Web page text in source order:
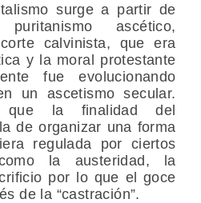
surge a partir de
ascético,
calvinista, que era
y la moral protestante
fue evolucionando
un ascetismo secular.
que la finalidad del
de organizar una forma
regulada por ciertos
la austeridad, la
por lo que el goce
de la “castración”.